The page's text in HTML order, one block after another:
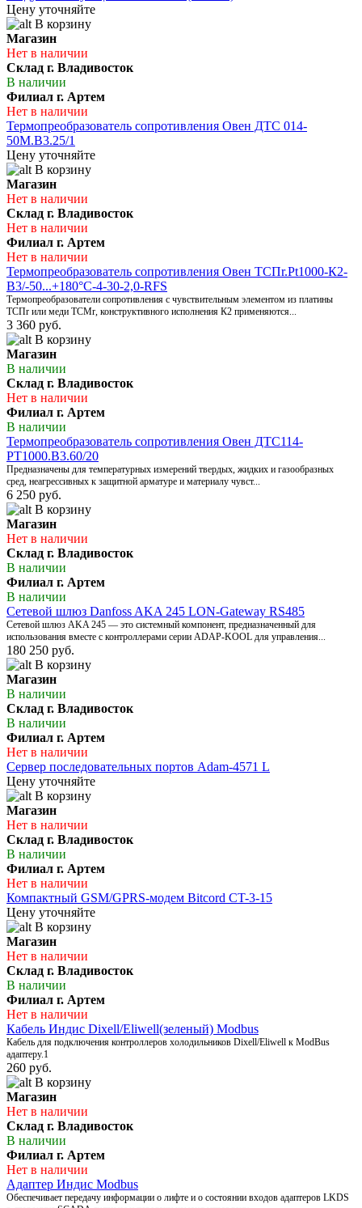
Цену уточняйте
В корзину
Магазин
Нет в наличии
Склад г. Владивосток
В наличии
Филиал г. Артем
Нет в наличии
Термопреобразователь сопротивления Овен ДТС 014-
50М.В3.25/1
Цену уточняйте
В корзину
Магазин
Нет в наличии
Склад г. Владивосток
Нет в наличии
Филиал г. Артем
Нет в наличии
Термопреобразователь сопротивления Овен ТСПr.Pt1000-К2-
В3/-50...+180°С-4-30-2,0-RFS
Термопреобразователи сопротивления с чувствительным элементом из платины
ТСПr или меди ТСМr, конструктивного исполнения К2 применяются...
3 360 руб.
В корзину
Магазин
В наличии
Склад г. Владивосток
Нет в наличии
Филиал г. Артем
В наличии
Термопреобразователь сопротивления Овен ДТС114-
РТ1000.В3.60/20
Предназначены для температурных измерений твердых, жидких и газообразных
сред, неагрессивных к защитной арматуре и материалу чувст...
6 250 руб.
В корзину
Магазин
Нет в наличии
Склад г. Владивосток
В наличии
Филиал г. Артем
В наличии
Сетевой шлюз Danfoss AKA 245 LON-Gateway RS485
Сетевой шлюз AKA 245 — это системный компонент, предназначенный для
использования вместе с контроллерами серии ADAP-KOOL для управления...
180 250 руб.
В корзину
Магазин
В наличии
Склад г. Владивосток
В наличии
Филиал г. Артем
Нет в наличии
Сервер последовательных портов Adam-4571 L
Цену уточняйте
В корзину
Магазин
Нет в наличии
Склад г. Владивосток
В наличии
Филиал г. Артем
Нет в наличии
Компактный GSM/GPRS-модем Bitcord CT-3-15
Цену уточняйте
В корзину
Магазин
Нет в наличии
Склад г. Владивосток
В наличии
Филиал г. Артем
Нет в наличии
Кабель Индис Dixell/Eliwell(зеленый) Modbus
Кабель для подключения контроллеров холодильников Dixell/Eliwell к ModBus
адаптеру.1
260 руб.
В корзину
Магазин
Нет в наличии
Склад г. Владивосток
В наличии
Филиал г. Артем
Нет в наличии
Адаптер Индис Modbus
Обеспечивает передачу информации о лифте и о состоянии входов адаптеров LKDS